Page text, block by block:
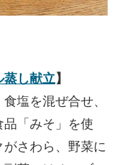
し献立】
塩を混ぜ合せ、
「みそ」を使
さわら、野菜に